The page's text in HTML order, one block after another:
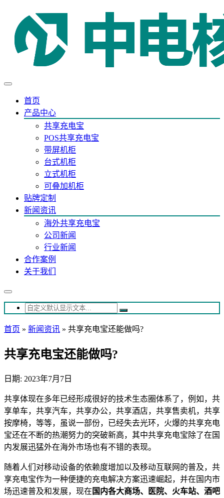
首页
产品中心
共享充电宝
POS共享充电宝
带屏机柜
台式机柜
立式机柜
可叠加机柜
贴牌定制
新闻资讯
海外共享充电宝
公司新闻
行业新闻
合作案例
关于我们
首页 » 新闻资讯 » 共享充电宝还能做吗?
共享充电宝还能做吗?
日期: 2023年7月7日
共享体现在多年已经形成很好的技术生态圈体系了，例如，共
享单车，共享汽车，共享办公，共享酒店，共享售卖机，共享
按摩椅，等等，虽说一部份，已经失去光环，火爆的共享充电
宝还在不断的热潮努力的突破新高，其中共享充电宝除了在国
内发展迅猛外在海外市场也有不错的表现。
随着人们对移动设备的依赖度增加以及移动互联网的普及，共
享充电宝作为一种便捷的充电解决方案迅速崛起，并在国内市
场迅速普及和发展，现在 国内各大商场、医院、火车站、酒吧